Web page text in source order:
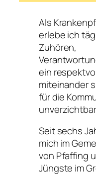
Als
erlebe ich
Zuhören,
ein
miteinander
für die
Seit sechs
mich im
von Pfaffing
Jüngste im